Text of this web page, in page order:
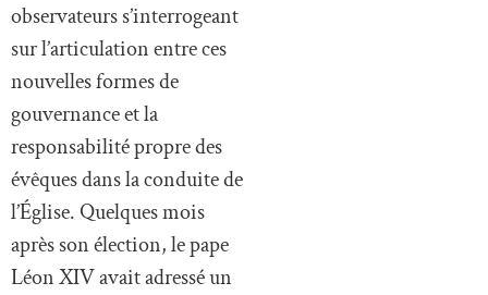
observateurs s’interrogeant
sur l’articulation entre ces
nouvelles formes de
gouvernance et la
responsabilité propre des
évêques dans la conduite de
l’Église. Quelques mois
après son élection, le pape
Léon XIV avait adressé un